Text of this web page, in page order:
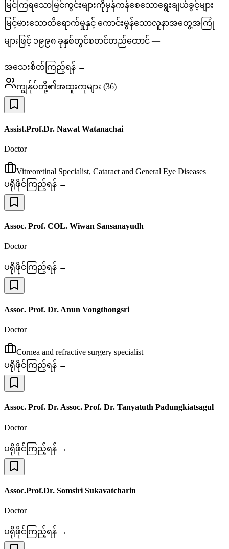
မြင်ကြရသောမြင်ကွင်းများကိုမှန်ကန်စေသောရွေးချယ်ခွင့်များ—
မြင့်မားသောထိရောက်မှုနှင့် ကောင်းမွန်သောလူနာအတွေ့အကြုံ
များဖြင့် ၁၉၉၈ ခုနှစ်တွင်စတင်တည်ထောင် —
အသေးစိတ်ကြည့်ရန် →
ကျွန်ုပ်တို့၏အထူးကုများ (36)
Assist.Prof.Dr. Nawat Watanachai
Doctor
Vitreoretinal Specialist, Cataract and General Eye Diseases
ပရိုဖိုင်ကြည့်ရန် →
Assoc. Prof. COL. Wiwan Sansanayudh
Doctor
ပရိုဖိုင်ကြည့်ရန် →
Assoc. Prof. Dr. Anun Vongthongsri
Doctor
Cornea and refractive surgery specialist
ပရိုဖိုင်ကြည့်ရန် →
Assoc. Prof. Dr. Assoc. Prof. Dr. Tanyatuth Padungkiatsagul
Doctor
ပရိုဖိုင်ကြည့်ရန် →
Assoc.Prof.Dr. Somsiri Sukavatcharin
Doctor
ပရိုဖိုင်ကြည့်ရန် →